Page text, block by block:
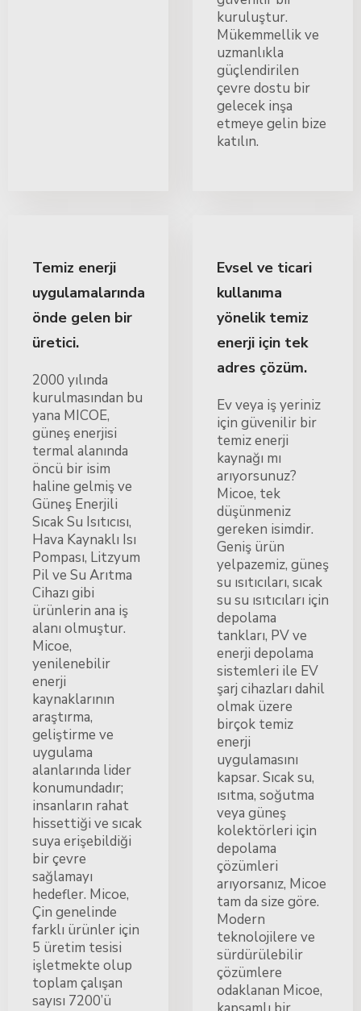
kuruluştur.
Mükemmellik ve
uzmanlıkla
güçlendirilen
çevre dostu bir
gelecek inşa
etmeye gelin bize
katılın.
Temiz enerji
uygulamalarında
önde gelen bir
üretici.
2000 yılında
kurulmasından bu
yana MICOE,
güneş enerjisi
termal alanında
öncü bir isim
haline gelmiş ve
Güneş Enerjili
Sıcak Su Isıtıcısı,
Hava Kaynaklı Isı
Pompası, Litzyum
Pil ve Su Arıtma
Cihazı gibi
ürünlerin ana iş
alanı olmuştur.
Micoe,
yenilenebilir
enerji
kaynaklarının
araştırma,
geliştirme ve
uygulama
alanlarında lider
konumundadır;
insanların rahat
hissettiği ve sıcak
suya erişebildiği
bir çevre
sağlamayı
hedefler. Micoe,
Çin genelinde
farklı ürünler için
5 üretim tesisi
işletmekte olup
toplam çalışan
sayısı 7200’ü
Evsel ve ticari
kullanıma
yönelik temiz
enerji için tek
adres çözüm.
Ev veya iş yeriniz
için güvenilir bir
temiz enerji
kaynağı mı
arıyorsunuz?
Micoe, tek
düşünmeniz
gereken isimdir.
Geniş ürün
yelpazemiz, güneş
su ısıtıcıları, sıcak
su su ısıtıcıları için
depolama
tankları, PV ve
enerji depolama
sistemleri ile EV
şarj cihazları dahil
olmak üzere
birçok temiz
enerji
uygulamasını
kapsar. Sıcak su,
ısıtma, soğutma
veya güneş
kolektörleri için
depolama
çözümleri
arıyorsanız, Micoe
tam da size göre.
Modern
teknolojilere ve
sürdürülebilir
çözümlere
odaklanan Micoe,